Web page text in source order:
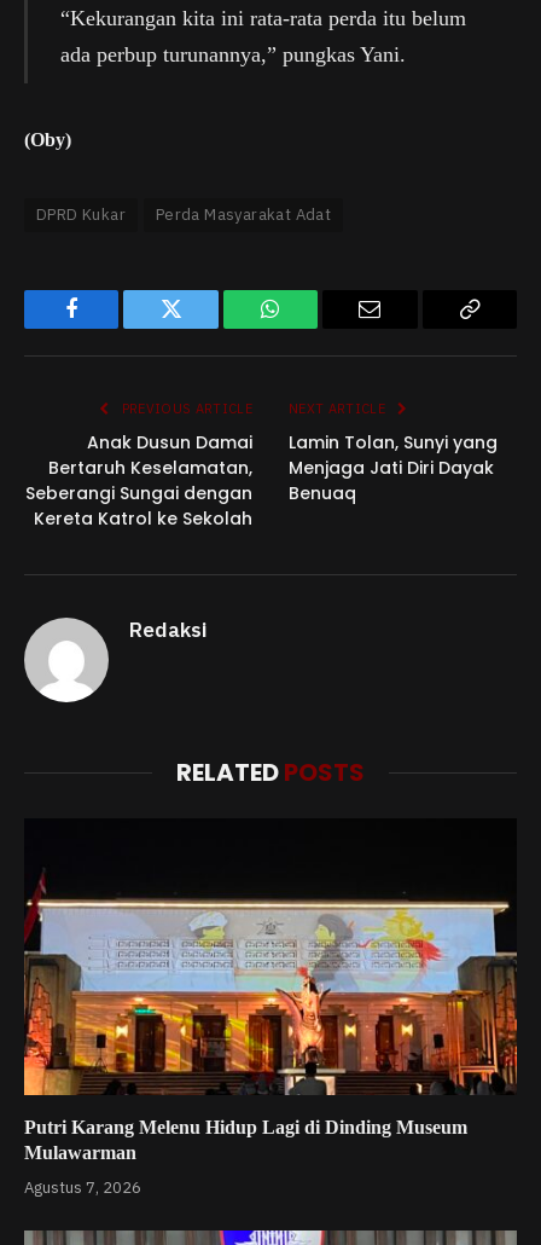
“Kekurangan kita ini rata-rata perda itu belum
ada perbup turunannya,” pungkas Yani.
(Oby)
DPRD Kukar Perda Masyarakat Adat
Facebook Twitter WhatsApp
PREVIOUS ARTICLE
Anak Dusun Damai
Bertaruh Keselamatan,
Seberangi Sungai dengan
Kereta Katrol ke Sekolah
NEXT ARTICLE
Lamin Tolan, Sunyi yang
Menjaga Jati Diri Dayak
Benuaq
Redaksi
RELATEDPOSTS
Putri Karang Melenu Hidup Lagi di Dinding Museum
Mulawarman
Agustus 7, 2026